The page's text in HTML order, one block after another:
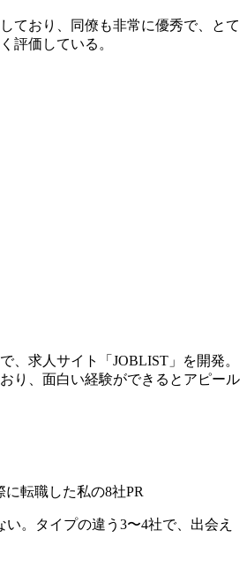
ており、同僚も非常に優秀で、とて
評価している。
、求人サイト「JOBLIST」を開発。
り、面白い経験ができるとアピール
に転職した私の8社PR
い。タイプの違う 3〜4社で、出会え